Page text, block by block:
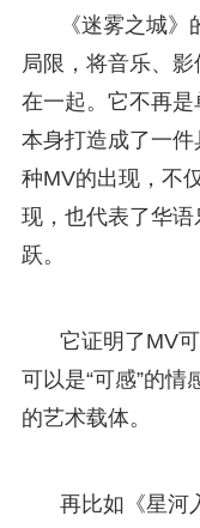
《迷雾之城
局限，将音乐、
在一起。它不再是
本身打造成了一
种MV的出现，不
现，也代表了华
跃。
它证明了MV
可以是“可感”的
的艺术载体。
再比如《星河